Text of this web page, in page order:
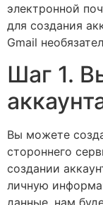
электронной
для создания
Gmail
Шаг 1.
Вы можете
стороннего
создании
личную
данные, нам